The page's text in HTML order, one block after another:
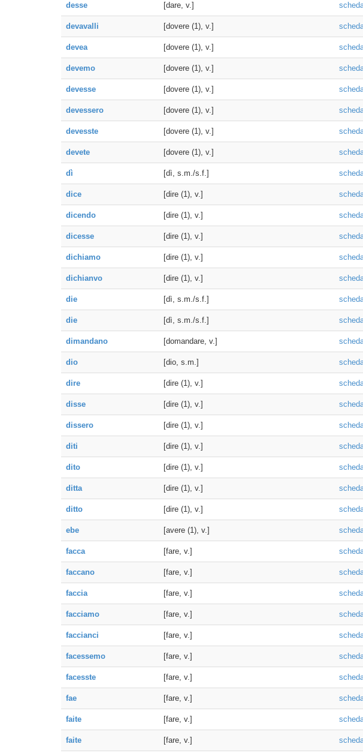
desse [dare, v.]
devavalli [dovere (1), v.]
devea [dovere (1), v.]
devemo [dovere (1), v.]
devesse [dovere (1), v.]
devessero [dovere (1), v.]
devesste [dovere (1), v.]
devete [dovere (1), v.]
dì [dì, s.m./s.f.]
dice [dire (1), v.]
dicendo [dire (1), v.]
dicesse [dire (1), v.]
dichiamo [dire (1), v.]
dichianvo [dire (1), v.]
die [dì, s.m./s.f.]
die [dì, s.m./s.f.]
dimandano [domandare, v.]
dio [dio, s.m.]
dire [dire (1), v.]
disse [dire (1), v.]
dissero [dire (1), v.]
diti [dire (1), v.]
dito [dire (1), v.]
ditta [dire (1), v.]
ditto [dire (1), v.]
ebe [avere (1), v.]
facca [fare, v.]
faccano [fare, v.]
faccia [fare, v.]
facciamo [fare, v.]
faccianci [fare, v.]
facessemo [fare, v.]
facesste [fare, v.]
fae [fare, v.]
faite [fare, v.]
faite [fare, v.]